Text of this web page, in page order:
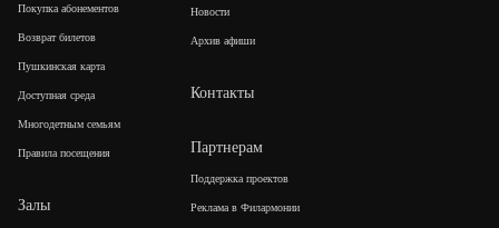
Покупка абонементов
Возврат билетов
Пушкинская карта
Доступная среда
Многодетным семьям
Правила посещения
Залы
Новости
Архив афиши
Контакты
Партнерам
Поддержка проектов
Реклама в Филармонии